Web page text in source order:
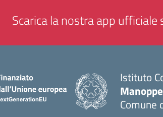
Scarica la nostra app ufficiale
Istituto
Comune